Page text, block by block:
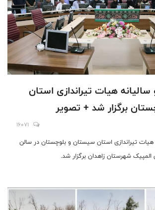
هیات تیراندازی استان
برگزار شد + تصویر
16071
تیراندازی استان سیستان و بلوچستان در سالن
شهرستان زاهدان برگزار شد.